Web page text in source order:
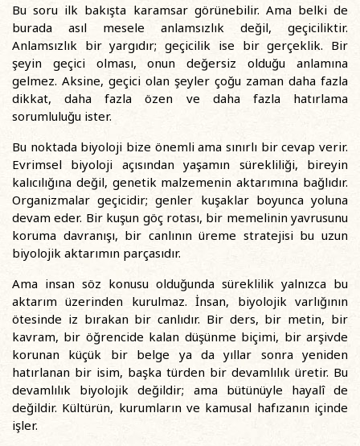
Bu soru ilk bakışta karamsar görünebilir. Ama belki de
burada asıl mesele anlamsızlık değil, geçiciliktir.
Anlamsızlık bir yargıdır; geçicilik ise bir gerçeklik. Bir
şeyin geçici olması, onun değersiz olduğu anlamına
gelmez. Aksine, geçici olan şeyler çoğu zaman daha fazla
dikkat, daha fazla özen ve daha fazla hatırlama
sorumluluğu ister.
Bu noktada biyoloji bize önemli ama sınırlı bir cevap verir.
Evrimsel biyoloji açısından yaşamın sürekliliği, bireyin
kalıcılığına değil, genetik malzemenin aktarımına bağlıdır.
Organizmalar geçicidir; genler kuşaklar boyunca yoluna
devam eder. Bir kuşun göç rotası, bir memelinin yavrusunu
koruma davranışı, bir canlının üreme stratejisi bu uzun
biyolojik aktarımın parçasıdır.
Ama insan söz konusu olduğunda süreklilik yalnızca bu
aktarım üzerinden kurulmaz. İnsan, biyolojik varlığının
ötesinde iz bırakan bir canlıdır. Bir ders, bir metin, bir
kavram, bir öğrencide kalan düşünme biçimi, bir arşivde
korunan küçük bir belge ya da yıllar sonra yeniden
hatırlanan bir isim, başka türden bir devamlılık üretir. Bu
devamlılık biyolojik değildir; ama bütünüyle hayalî de
değildir. Kültürün, kurumların ve kamusal hafızanın içinde
işler.